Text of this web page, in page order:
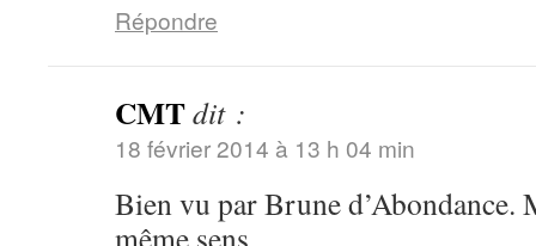
Répondre
CMTdit :
18 février 2014 à 13 h 04 min
Bien vu par Brune d’Abondance.